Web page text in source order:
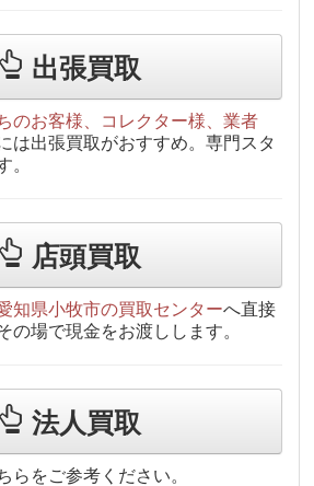
出張買取
のお客様、コレクター様、業者
は出張買取がおすすめ。専門スタ
。
店頭買取
知県小牧市の買取センターへ直接
の場で現金をお渡しします。
法人買取
らをご参考ください。